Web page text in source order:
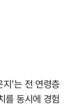
지'는 전 연령층
를 동시에 경험